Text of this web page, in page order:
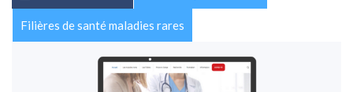
Filières de santé maladies rares